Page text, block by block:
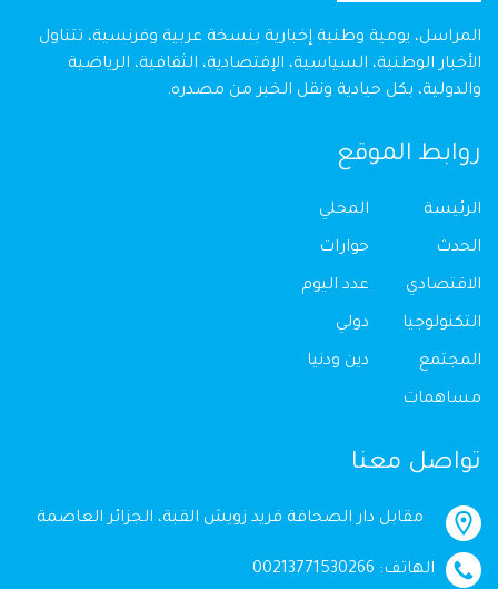
المراسل، يومية وطنية إخبارية بنسخة عربية وفرنسية، تتناول
الأخبار الوطنية، السياسية، الإقتصادية، الثقافية، الرياضية
والدولية، بكل حيادية ونقل الخبر من مصدره.
روابط الموقع
الرئيسة
الحدث
الاقتصادي
التكنولوجيا
المجتمع
مساهمات
المحلي
حوارات
عدد اليوم
دولي
دين ودنيا
تواصل معنا
مقابل دار الصحافة فريد زويش القبة، الجزائر العاصمة
الهاتف: 00213771530266